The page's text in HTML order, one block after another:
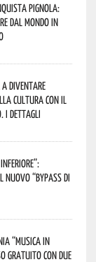
Pignola:
dal mondo in
diventare
cultura con il
I dettagli
“Bypass di
“Musica in
gratuito con due